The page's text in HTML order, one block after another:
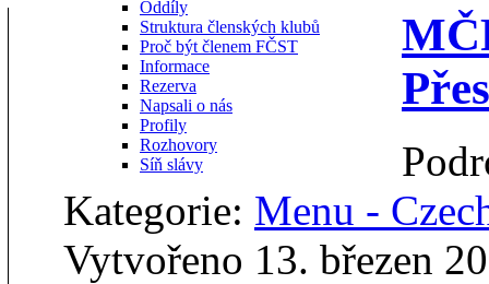
Oddíly
Struktura členských klubů
Proč být členem FČST
Informace
Rezerva
Napsali o nás
Profily
Rozhovory
Síň slávy
Kategorie: Menu -
Vytvořeno 13. březen